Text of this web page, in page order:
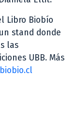
Libro Biobío
stand donde
las
UBB. Más